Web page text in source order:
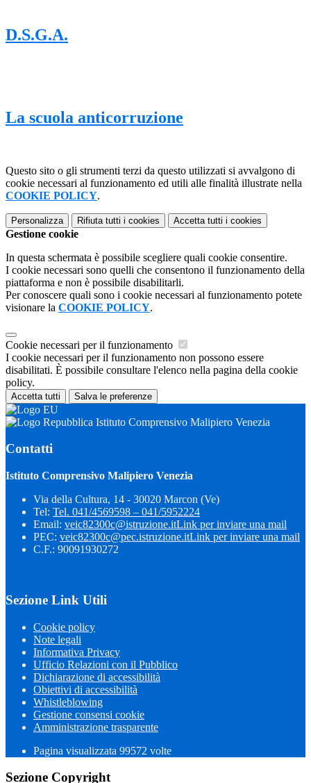
D.S.G.A.
La scuola anticorruzione
Questo sito o gli strumenti terzi da questo utilizzati si avvalgono di
cookie necessari al funzionamento ed utili alle finalità illustrate nella
COOKIE POLICY.
Personalizza Rifiuta tutti i cookies Accetta tutti i cookies
Gestione cookie
In questa schermata è possibile scegliere quali cookie consentire.
I cookie necessari sono quelli che consentono il funzionamento della
piattaforma e non è possibile disabilitarli.
Per conoscere quali sono i cookie necessari al funzionamento potete
visionare la COOKIE POLICY.
Cookie necessari per il funzionamento
I cookie necessari per il funzionamento non possono essere
disabilitati. È possibile consultare l'elenco nella pagina della cookie
policy.
Accetta tutti Salva le preferenze
Istituto Comprensivo Malipiero Venezia
Contatti
Istituto Comprensivo Malipiero Venezia
Via della Cultura, 14 - 30020 Marcon (Ve)
Tel: Tel. 041/4569598 – 041/5952224
Email: veic82300c@istruzione.itLink per inviare una mail
PEC: veic82300c@pec.istruzione.itLink per inviare una mail
C.F.: 90091930272
Sezione Link Utili
Cookie policy
Note legali
Informativa Privacy
Ufficio Relazioni con il Pubblico
Dichiarazione di accessibilità
Obiettivi di accessibilità
Whistleblowing
Gestione consensi cookie
Amministrazione trasparente
Pagina visualizzata 99572 volte
Sezione Copyright